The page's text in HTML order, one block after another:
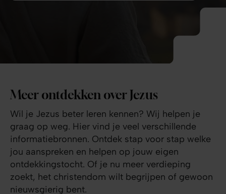
Meer ontdekken over Jezus
Wil je Jezus beter leren kennen? Wij helpen je
graag op weg. Hier vind je veel verschillende
informatiebronnen. Ontdek stap voor stap welke
jou aanspreken en helpen op jouw eigen
ontdekkingstocht. Of je nu meer verdieping
zoekt, het christendom wilt begrijpen of gewoon
nieuwsgierig bent.